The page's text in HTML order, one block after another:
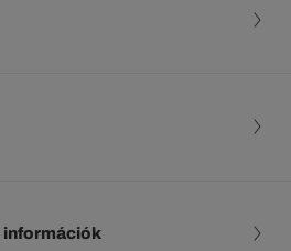
információk